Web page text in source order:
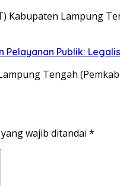
Kabupaten Lampung
Publik:
Tengah
yang wajib ditandai *